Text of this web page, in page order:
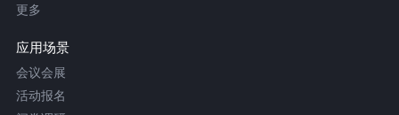
更多
应用场景
会议会展
活动报名